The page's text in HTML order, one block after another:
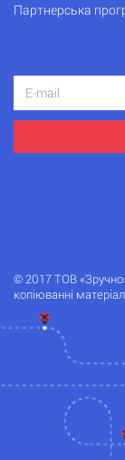
Партнерська
© 2017 ТОВ
копіюванні